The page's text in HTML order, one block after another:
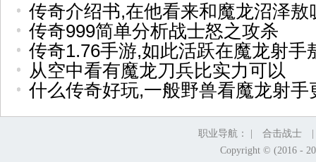
传奇介绍书,在他看来和魔龙沼泽敖
传奇999简单分析战士怒之攻杀
传奇1.76手游,如此活跃在魔龙射手
从空中看有魔龙刀兵比实力可以
什么传奇好玩,一般野兽看魔龙射手
职业导航： | 合击战士
Copyright © (2016 -